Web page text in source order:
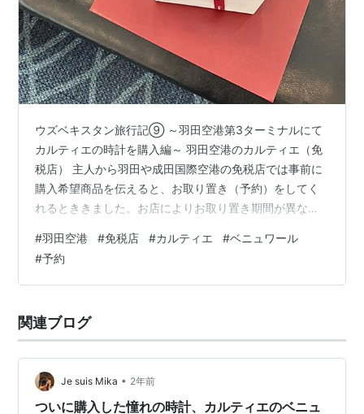
ウズベキスタン旅行記⑨ ～羽田空港第3ターミナルにて
カルティエの時計を購入編～ 羽田空港のカルティエ（免
税店） 主人から羽田や成田国際空港の免税店では事前に
購入希望商品を伝えると、お取り置き（予約）をしてく
れるとききました。お店によりお取り置き期間が異な
エは１か月から１０日前らしく、適宜確認は必要です。
私はかれこれ２０年以上、カルティエのタンク・ルイの
時計がほしかったのですが、身の丈に合わないので自身
ンク・ルイも恐ろしく成熟した価格になっていました。
それでも購入しようと思い、8年前に新宿伊勢丹…
#羽田空港 #免税店 #カルティエ #ベニュワール
#予約
関連ブログ
Je suis Mika • 2年前
ついに購入した憧れの時計、カルティエのベニュ